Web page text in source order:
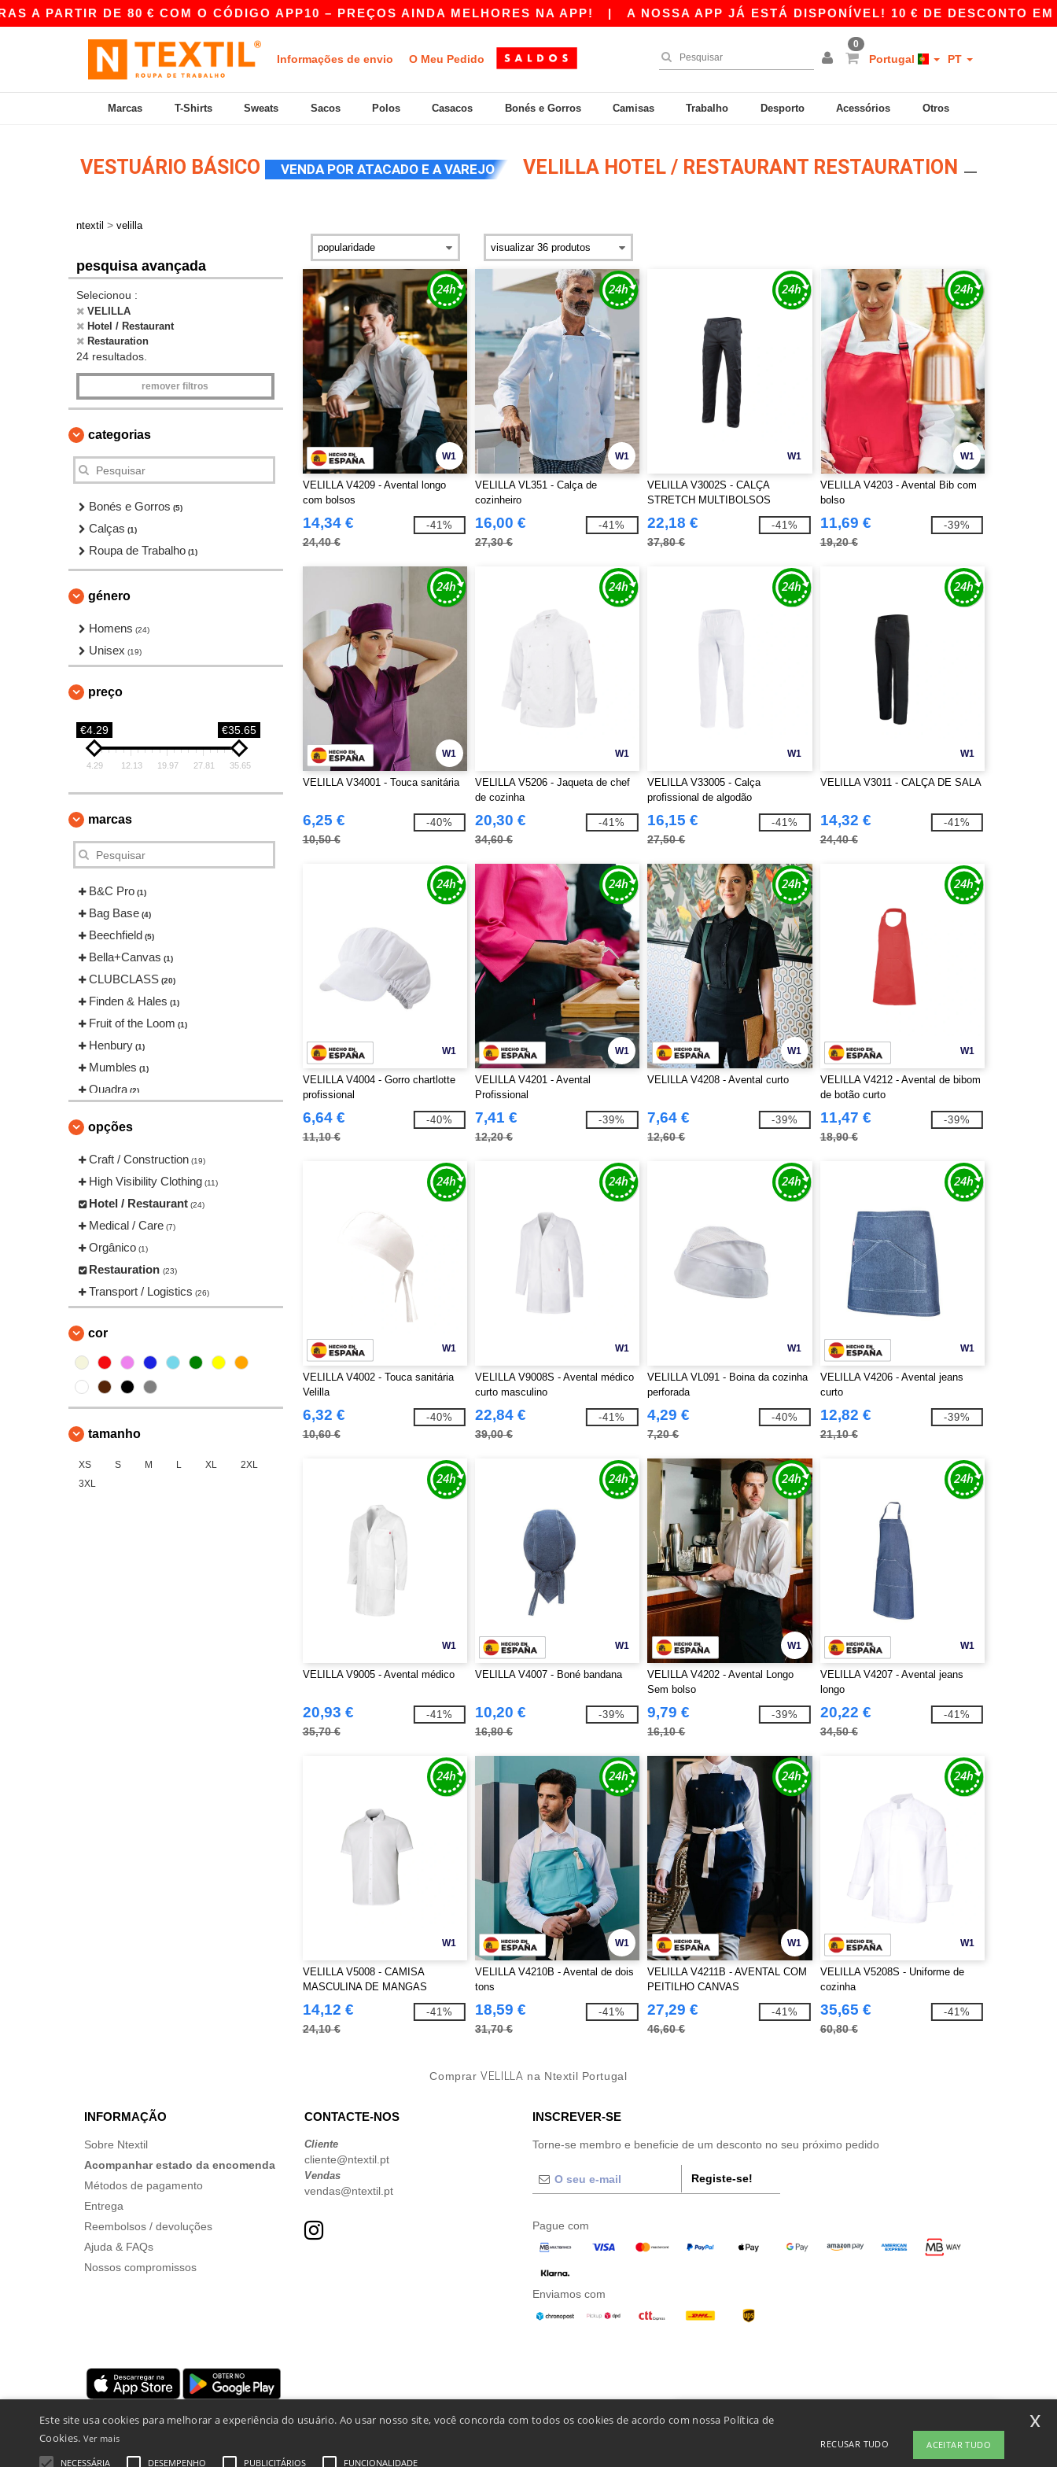
DE 80 € COM O CÓDIGO APP10 – PREÇOS AINDA MELHORES NA APP!|A NOSSA APP JÁ ESTÁ DISPONÍVEL! 10 € DE DESCONTO EM
Informações de envio O Meu Pedido
0
Portugal PT
Marcas T-Shirts Sweats Sacos Polos Casacos Bonés e Gorros Camisas Trabalho Desporto Acessórios Otros
VESTUÁRIO BÁSICO VENDA POR ATACADO E A VAREJO VELILLA HOTEL / RESTAURANT RESTAURATION
ntextil > velilla
pesquisa avançada
Selecionou :
VELILLA
Hotel / Restaurant
Restauration
24 resultados.
remover filtros
categorias
Bonés e Gorros (5)
Calças (1)
Roupa de Trabalho (1)
género
Homens (24)
Unisex (19)
preço
€4.29 €35.65
4.29 12.13 19.97 27.81 35.65
marcas
B&C Pro (1)
Bag Base (4)
Beechfield (5)
Bella+Canvas (1)
CLUBCLASS (20)
Finden & Hales (1)
Fruit of the Loom (1)
Henbury (1)
Mumbles (1)
Quadra (2)
Tombo
Towel city (4)
VELILLA (24)
Westford mill (1)
opções
Craft / Construction (19)
High Visibility Clothing (11)
Hotel / Restaurant (24)
Medical / Care (7)
Orgânico (1)
Restauration (23)
Transport / Logistics (26)
cor
tamanho
XS S M L XL
2XL
3XL
W1
VELILLA V4209 - Avental longo
com bolsos
14,34 €
24,40 €
-41%
W1
VELILLA VL351 - Calça de
cozinheiro
16,00 €
27,30 €
-41%
W1
VELILLA V3002S - CALÇA
STRETCH MULTIBOLSOS
22,18 €
37,80 €
-41%
W1
VELILLA V4203 - Avental Bib com
bolso
11,69 €
19,20 €
-39%
W1
VELILLA V34001 - Touca sanitária
6,25 €
10,50 €
-40%
W1
VELILLA V5206 - Jaqueta de chef
de cozinha
20,30 €
34,60 €
-41%
W1
VELILLA V33005 - Calça
profissional de algodão
16,15 €
27,50 €
-41%
W1
VELILLA V3011 - CALÇA DE SALA
14,32 €
24,40 €
-41%
W1
VELILLA V4004 - Gorro chartlotte
profissional
6,64 €
11,10 €
-40%
W1
VELILLA V4201 - Avental
Profissional
7,41 €
12,20 €
-39%
W1
VELILLA V4208 - Avental curto
7,64 €
12,60 €
-39%
W1
VELILLA V4212 - Avental de bibom
de botão curto
11,47 €
18,90 €
-39%
W1
VELILLA V4002 - Touca sanitária
Velilla
6,32 €
10,60 €
-40%
W1
VELILLA V9008S - Avental médico
curto masculino
22,84 €
39,00 €
-41%
W1
VELILLA VL091 - Boina da cozinha
perforada
4,29 €
7,20 €
-40%
W1
VELILLA V4206 - Avental jeans
curto
12,82 €
21,10 €
-39%
W1
VELILLA V9005 - Avental médico
20,93 €
35,70 €
-41%
W1
VELILLA V4007 - Boné bandana
10,20 €
16,80 €
-39%
W1
VELILLA V4202 - Avental Longo
Sem bolso
9,79 €
16,10 €
-39%
W1
VELILLA V4207 - Avental jeans
longo
20,22 €
34,50 €
-41%
W1
VELILLA V5008 - CAMISA
MASCULINA DE MANGAS
CURTAS
14,12 €
24,10 €
-41%
W1
VELILLA V4210B - Avental de dois
tons
18,59 €
31,70 €
-41%
W1
VELILLA V4211B - AVENTAL COM
PEITILHO CANVAS
27,29 €
46,60 €
-41%
W1
VELILLA V5208S - Uniforme de
cozinha
35,65 €
60,80 €
-41%
ComprarVELILLA na Ntextil Portugal
INFORMAÇÃO
Sobre Ntextil
Acompanhar estado da encomenda
Métodos de pagamento
Entrega
Reembolsos / devoluções
Ajuda & FAQs
Nossos compromissos
CONTACTE-NOS
Cliente
cliente@ntextil.pt
Vendas
vendas@ntextil.pt
INSCREVER-SE
Torne-se membro e beneficie de um desconto no seu próximo pedido
Registe-se!
Pague com
Enviamos com
Menções Legais-Política de Privacidade-Condições Gerais De Acesso E Uso
Este site usa cookies para melhorar a experiência do usuário. Ao usar nosso site, você concorda com todos os cookies de acordo com nossa Política de
Cookies. Ver mais
NECESSÁRIA DESEMPENHO PUBLICITÁRIOS FUNCIONALIDADE
RECUSAR TUDO ACEITAR TUDO
x
👋 Olá
Se tiver alguma dúvida ou questão, pode contactar-nos a qualquer momento. O